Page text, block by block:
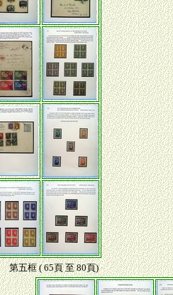
第五框 ( 65頁 至 80頁)